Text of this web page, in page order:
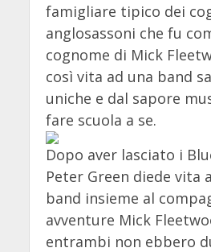
famigliare tipico dei
anglosassoni che fu
cognome di Mick
così vita ad una band
uniche e dal sapore
fare scuola a se.
Dopo aver lasciato i
Peter Green diede vita
band insieme al
avventure Mick
entrambi non ebbero